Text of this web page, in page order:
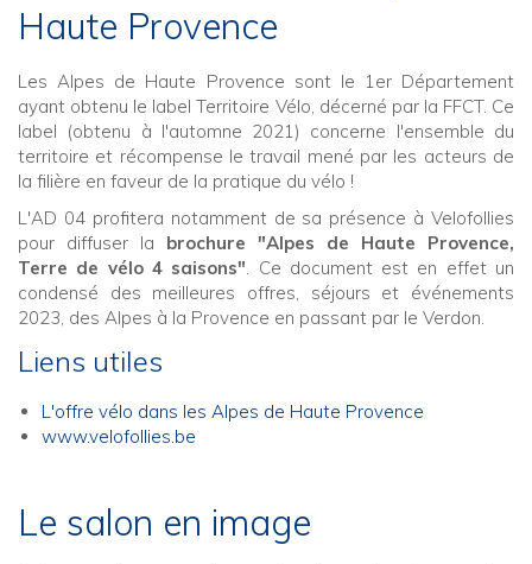
Haute Provence
Les Alpes de Haute Provence sont le 1er Département
ayant obtenu le label Territoire Vélo, décerné par la FFCT. Ce
label (obtenu à l'automne 2021) concerne l'ensemble du
territoire et récompense le travail mené par les acteurs de
la filière en faveur de la pratique du vélo !
L'AD 04 profitera notamment de sa présence à Velofollies
pour diffuser la brochure "Alpes de Haute Provence,
Terre de vélo 4 saisons" . Ce document est en effet un
condensé des meilleures offres, séjours et événements
2023, des Alpes à la Provence en passant par le Verdon.
Liens utiles
L'offre vélo dans les Alpes de Haute Provence
www.velofollies.be
Le salon en image